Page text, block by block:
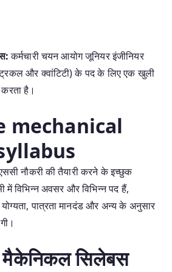
कर्मचारी चयन आयोग जूनियर इंजीनियर
और क्वांटिटी) के पद के लिए एक खुली
करता है।
mechanical
नौकरी की तैयारी करने के इच्छुक
में विभिन्न अवसर और विभिन्न पद हैं,
योग्यता, पात्रता मानदंड और अन्य के अनुसार
सिलेबस